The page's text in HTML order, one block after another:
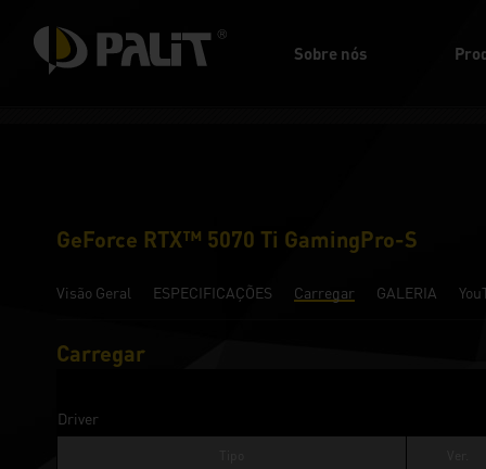
Sobre nós
GeForce RTX™ 5070 Ti GamingPro-S
Visão Geral ESPECIFICAÇÕES Carregar GALERIA
Carregar
Driver